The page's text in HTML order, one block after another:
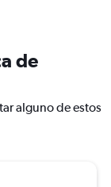
de
alguno de estos